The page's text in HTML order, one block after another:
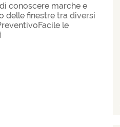
conoscere marche e
delle finestre tra diversi
le